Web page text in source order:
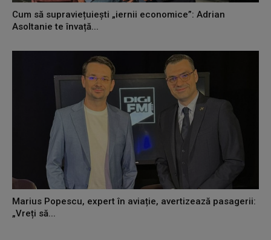
Cum să supraviețuiești „iernii economice”: Adrian
Asoltanie te învață...
Marius Popescu, expert în aviație, avertizează pasagerii:
„Vreți să...